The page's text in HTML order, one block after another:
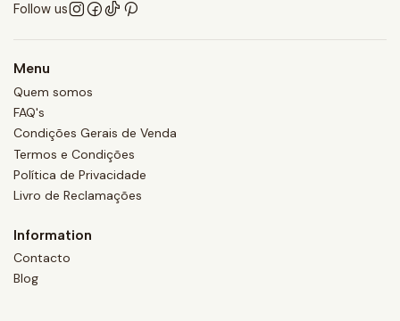
Follow us
Menu
Quem somos
FAQ's
Condições Gerais de Venda
Termos e Condições
Política de Privacidade
Livro de Reclamações
Information
Contacto
Blog